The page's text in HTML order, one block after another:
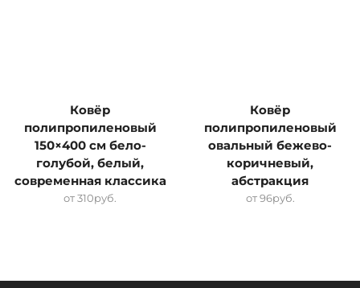
Ковёр
полипропиленовый
150×400 см бело-
голубой, белый,
современная классика
от310руб.
Ковёр
полипропиленовый
овальный бежево-
коричневый,
абстракция
от96руб.